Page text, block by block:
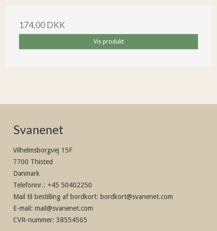
174,00 DKK
Vis produkt
Svanenet
Vilhelmsborgvej 15F
7700 Thisted
Danmark
Telefonnr.: +45 50402250
Mail til bestilling af bordkort: bordkort@svanenet.com
E-mail : mail@svanenet.com
CVR-nummer: 38554565